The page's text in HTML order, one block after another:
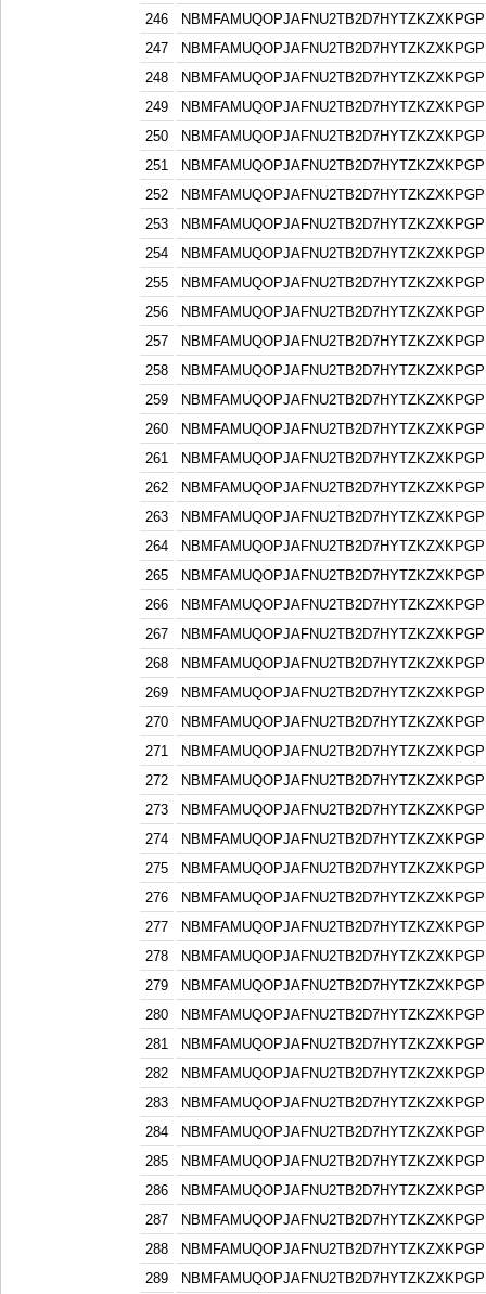
246
247
248
249
250
251
252
253
254
255
256
257
258
259
260
261
262
263
264
265
266
267
268
269
270
271
272
273
274
275
276
277
278
279
280
281
282
283
284
285
286
287
288
289